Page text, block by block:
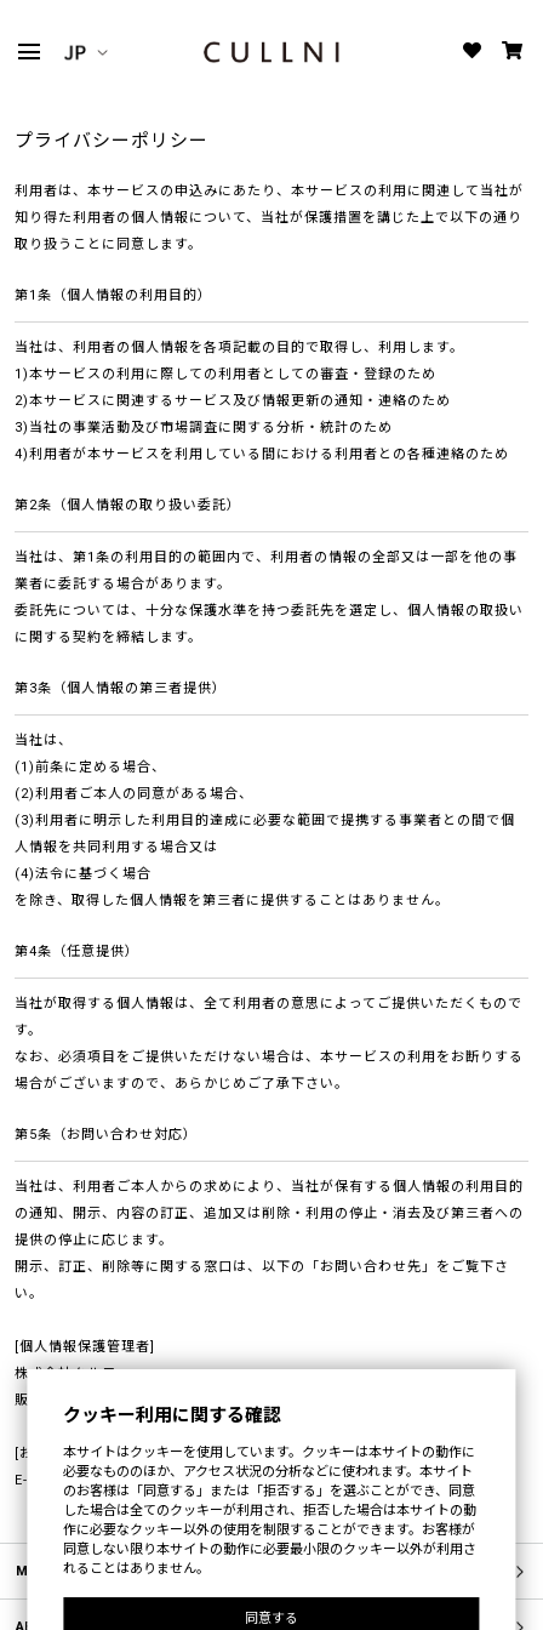
プライバシーポリシー
利用者は、本サービスの申込みにあたり、本サービスの利用に関連して当社が
知り得た利用者の個人情報について、当社が保護措置を講じた上で以下の通り
取り扱うことに同意します。
第1条（個人情報の利用目的）
当社は、利用者の個人情報を各項記載の目的で取得し、利用します。
1)本サービスの利用に際しての利用者としての審査・登録のため
2)本サービスに関連するサービス及び情報更新の通知・連絡のため
3)当社の事業活動及び市場調査に関する分析・統計のため
4)利用者が本サービスを利用している間における利用者との各種連絡のため
第2条（個人情報の取り扱い委託）
当社は、第1条の利用目的の範囲内で、利用者の情報の全部又は一部を他の事
業者に委託する場合があります。
委託先については、十分な保護水準を持つ委託先を選定し、個人情報の取扱い
に関する契約を締結します。
第3条（個人情報の第三者提供）
当社は、
(1)前条に定める場合、
(2)利用者ご本人の同意がある場合、
(3)利用者に明示した利用目的達成に必要な範囲で提携する事業者との間で個
人情報を共同利用する場合又は
(4)法令に基づく場合
を除き、取得した個人情報を第三者に提供することはありません。
第4条（任意提供）
当社が取得する個人情報は、全て利用者の意思によってご提供いただくもので
す。
なお、必須項目をご提供いただけない場合は、本サービスの利用をお断りする
場合がございますので、あらかじめご了承下さい。
第5条（お問い合わせ対応）
当社は、利用者ご本人からの求めにより、当社が保有する個人情報の利用目的
の通知、開示、内容の訂正、追加又は削除・利用の停止・消去及び第三者への
提供の停止に応じます。
開示、訂正、削除等に関する窓口は、以下の「お問い合わせ先」をご覧下さ
い。
[個人情報保護管理者]
株式会社クル二
販売責任者 安藤一彦
[お問い合わせ先]
E-MAIL:store@cullni.com
MEMBERS
クッキー利用に関する確認
本サイトはクッキーを使用しています。クッキーは本サイトの動作に
必要なもののほか、アクセス状況の分析などに使われます。本サイト
のお客様は「同意する」または「拒否する」を選ぶことができ、同意
した場合は全てのクッキーが利用され、拒否した場合は本サイトの動
作に必要なクッキー以外の使用を制限することができます。お客様が
同意しない限り本サイトの動作に必要最小限のクッキー以外が利用さ
れることはありません。
同意する